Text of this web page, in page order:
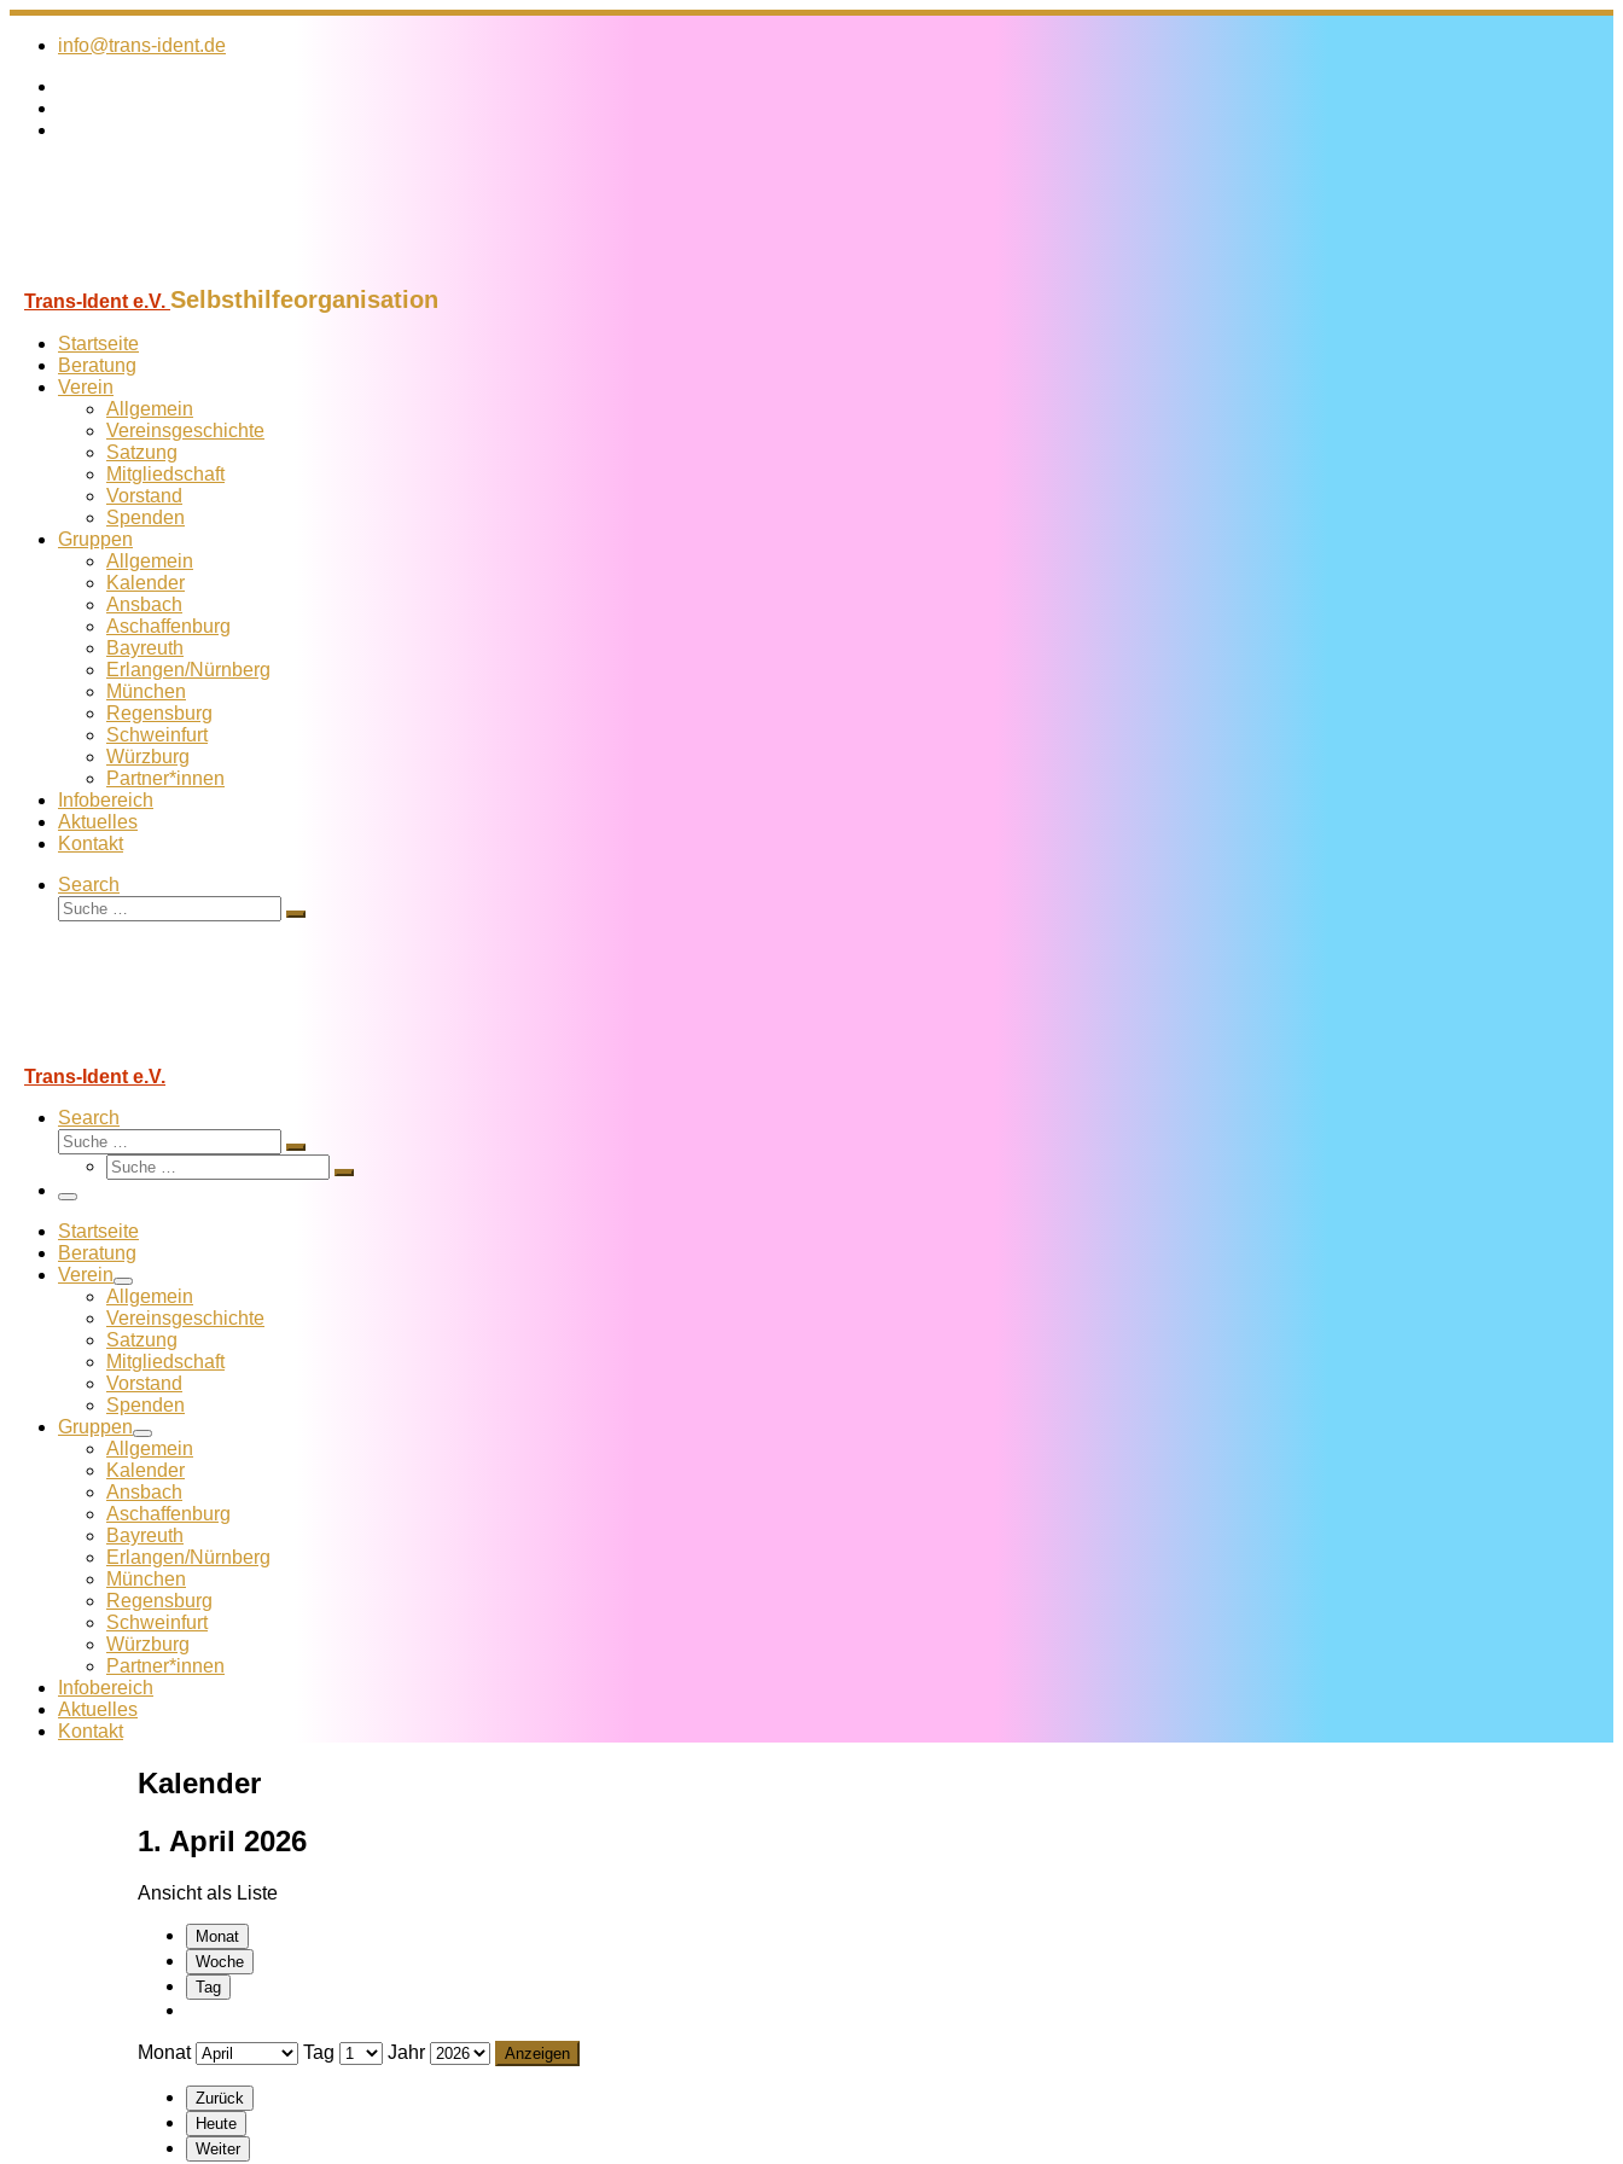
Zum
Inhalt
info@trans-ident.de
Trans-Ident e.V. Selbsthilfeorganisation
Startseite
Beratung
Verein
Allgemein
Vereins­geschichte
Satzung
Mitglied­schaft
Vorstand
Spenden
Gruppen
Allgemein
Kalender
Ansbach
Aschaffenburg
Bayreuth
Erlangen/Nürnberg
München
Regensburg
Schweinfurt
Würzburg
Partner*innen
Infobereich
Aktuelles
Kontakt
Search
Suche
Suche
Trans-Ident e.V.
Search
Suche
Suche
Suche
Suche
Menü
Startseite
Beratung
Verein
Allgemein
Vereins­geschichte
Satzung
Mitglied­schaft
Vorstand
Spenden
Gruppen
Allgemein
Kalender
Ansbach
Aschaffenburg
Bayreuth
Erlangen/Nürnberg
München
Regensburg
Schweinfurt
Würzburg
Partner*innen
Infobereich
Aktuelles
Kontakt
Kalender
1. April 2026
Ansicht als Liste
Monat
Woche
Tag
Monat Tag Jahr
Zurück
Heute
Weiter